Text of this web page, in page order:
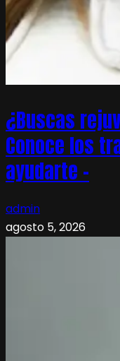
¿Buscas
Conoce los
ayudarte –
admin
agosto 5, 2026